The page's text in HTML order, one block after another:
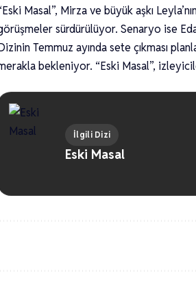
Masal”, Mirza ve büyük aşkı
sürdürülüyor. Senaryo ise
Temmuz ayında sete çıkması
bekleniyor. “Eski Masal”,
İlgili Dizi
Eski Masal